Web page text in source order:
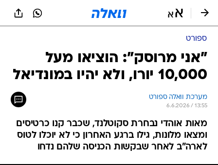
ספורט
"אני מרוסק": הוציאו מעל
10,000 יורו, ולא יהיו במונדיאל
מערכת וואלה ספורט
6.6.2026 / 13:55
מאות אוהדי נבחרת סקוטלנד, שכבר קנו כרטיסים
ומצאו מלונות, גילו ברגע האחרון כי לא יוכלו לטוס
לארה"ב לאחר שבקשות הכניסה שלהם נדחו